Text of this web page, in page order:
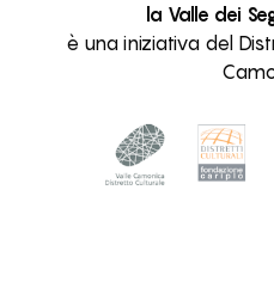
la Valle dei
è una iniziativa del